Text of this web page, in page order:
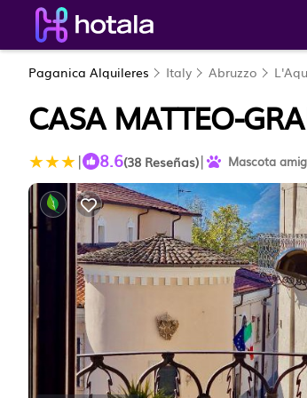
Paganica Alquileres Italy Abruzzo
CASA MATTEO-
| 8.6(38 Reseñas)| Mascota